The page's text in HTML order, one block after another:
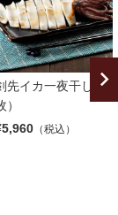
先イカ一夜干し（5
）
5,960 （税込）